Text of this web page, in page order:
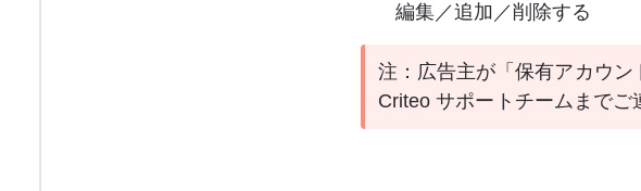
編集／追加／削除する
注：広告主が「保有アカウ
Criteo サポートチームまでご